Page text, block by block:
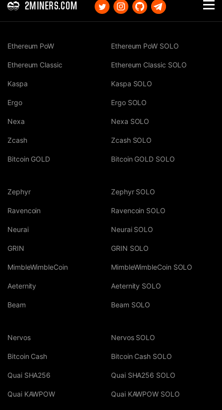
2MINERS.COM
Ethereum PoW
Ethereum Classic
Kaspa
Ergo
Nexa
Zcash
Bitcoin GOLD
Ethereum PoW SOLO
Ethereum Classic SOLO
Kaspa SOLO
Ergo SOLO
Nexa SOLO
Zcash SOLO
Bitcoin GOLD SOLO
Zephyr
Ravencoin
Neurai
GRIN
MimbleWimbleCoin
Aeternity
Beam
Zephyr SOLO
Ravencoin SOLO
Neurai SOLO
GRIN SOLO
MimbleWimbleCoin SOLO
Aeternity SOLO
Beam SOLO
Nervos
Bitcoin Cash
Quai SHA256
Quai KAWPOW
Nervos SOLO
Bitcoin Cash SOLO
Quai SHA256 SOLO
Quai KAWPOW SOLO